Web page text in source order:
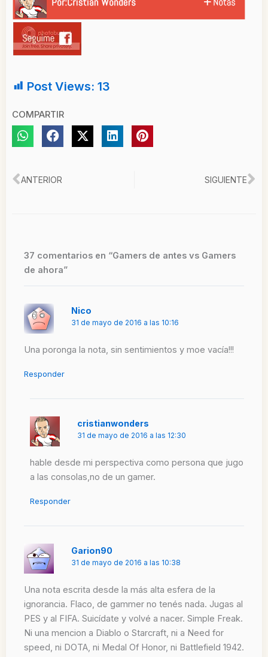
Post Views: 13
COMPARTIR
Ant
ANTERIOR SIGUIENTE
37 comentarios en “Gamers de antes vs Gamers
de ahora”
Nico
31 de mayo de 2016 a las 10:16
Una poronga la nota, sin sentimientos y moe vacía!!!
Responder
cristianwonders
31 de mayo de 2016 a las 12:30
hable desde mi perspectiva como persona que jugo
a las consolas,no de un gamer.
Responder
Garion90
31 de mayo de 2016 a las 10:38
Una nota escrita desde la más alta esfera de la
ignorancia. Flaco, de gammer no tenés nada. Jugas al
PES y al FIFA. Suicídate y volvé a nacer. Simple Freak.
Ni una mencion a Diablo o Starcraft, ni a Need for
speed, ni DOTA, ni Medal Of Honor, ni Battlefield 1942.